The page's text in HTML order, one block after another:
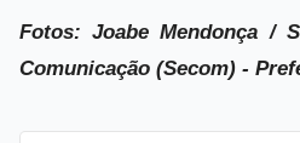
Fotos: Joabe Mendonça /
Comunicação (Secom) -